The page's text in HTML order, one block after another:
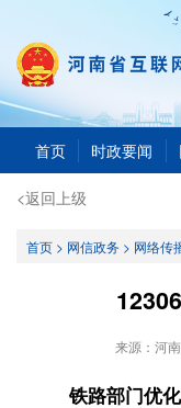
首页 时政要闻
<返回上级
首页> 网信政务> 网络传
来源：河
铁路部门优